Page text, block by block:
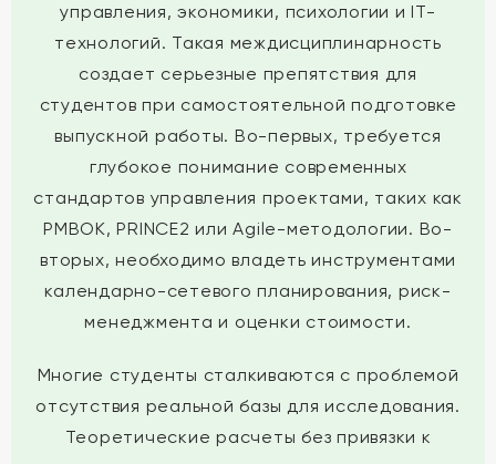
управления, экономики, психологии и IT-
технологий. Такая междисциплинарность
создает серьезные препятствия для
студентов при самостоятельной подготовке
выпускной работы. Во-первых, требуется
глубокое понимание современных
стандартов управления проектами, таких как
PMBOK, PRINCE2 или Agile-методологии. Во-
вторых, необходимо владеть инструментами
календарно-сетевого планирования, риск-
менеджмента и оценки стоимости.
Многие студенты сталкиваются с проблемой
отсутствия реальной базы для исследования.
Теоретические расчеты без привязки к